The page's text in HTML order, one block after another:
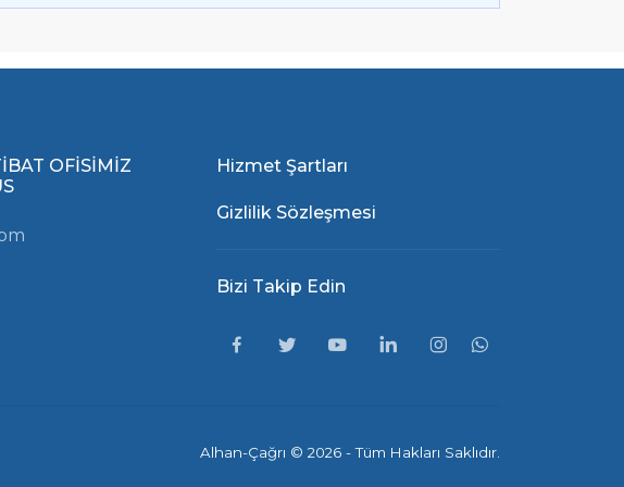
OFİSİMİZ
Hizmet Şartları
Gizlilik Sözleşmesi
Bizi Takip Edin
Alhan-Çağrı © 2026 - Tüm Hakları Saklıdır.